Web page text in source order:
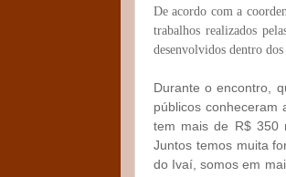
De acordo com a
trabalhos realizados
desenvolvidos dentro
Durante o encontro,
públicos conheceram
tem mais de R$ 350
Juntos temos muita
do Ivaí, somos em